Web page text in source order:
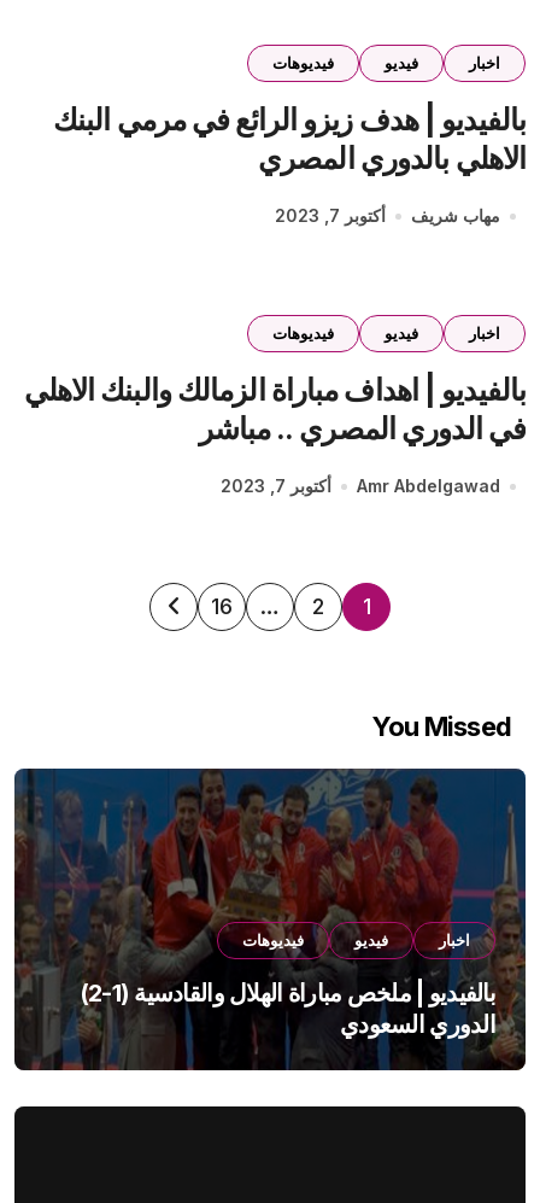
اخبار فيديو فيديوهات
بالفيديو | هدف زيزو الرائع في مرمي البنك
الاهلي بالدوري المصري
مهاب شريف أكتوبر 7, 2023
اخبار فيديو فيديوهات
بالفيديو | اهداف مباراة الزمالك والبنك الاهلي
في الدوري المصري .. مباشر
Amr Abdelgawad أكتوبر 7, 2023
تعدد
المقالات
1
2
…
16
You Missed
اخبار فيديو فيديوهات
بالفيديو | ملخص مباراة الهلال والقادسية (1-2)
الدوري السعودي